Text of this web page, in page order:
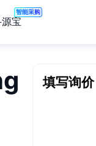
宝
智能采购
填写询价